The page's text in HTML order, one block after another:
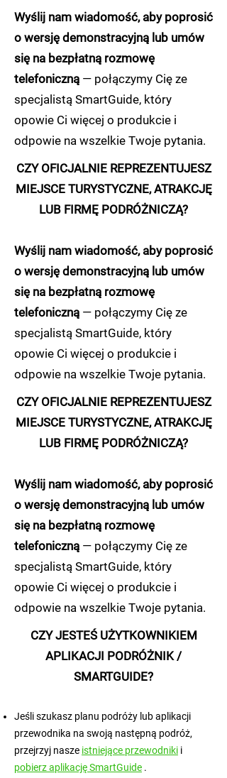
Wyślij nam wiadomość, aby poprosić
o wersję demonstracyjną lub umów
się na bezpłatną rozmowę
telefoniczną — połączymy Cię ze
specjalistą SmartGuide, który
opowie Ci więcej o produkcie i
odpowie na wszelkie Twoje pytania.
CZY OFICJALNIE REPREZENTUJESZ
MIEJSCE TURYSTYCZNE, ATRAKCJĘ
LUB FIRMĘ PODRÓŻNICZĄ?
Wyślij nam wiadomość, aby poprosić
o wersję demonstracyjną lub umów
się na bezpłatną rozmowę
telefoniczną — połączymy Cię ze
specjalistą SmartGuide, który
opowie Ci więcej o produkcie i
odpowie na wszelkie Twoje pytania.
CZY OFICJALNIE REPREZENTUJESZ
MIEJSCE TURYSTYCZNE, ATRAKCJĘ
LUB FIRMĘ PODRÓŻNICZĄ?
Wyślij nam wiadomość, aby poprosić
o wersję demonstracyjną lub umów
się na bezpłatną rozmowę
telefoniczną — połączymy Cię ze
specjalistą SmartGuide, który
opowie Ci więcej o produkcie i
odpowie na wszelkie Twoje pytania.
CZY JESTEŚ UŻYTKOWNIKIEM
APLIKACJI PODRÓŻNIK /
SMARTGUIDE?
Jeśli szukasz planu podróży lub aplikacji
przewodnika na swoją następną podróż,
przejrzyj nasze istniejące przewodniki i
pobierz aplikację SmartGuide .